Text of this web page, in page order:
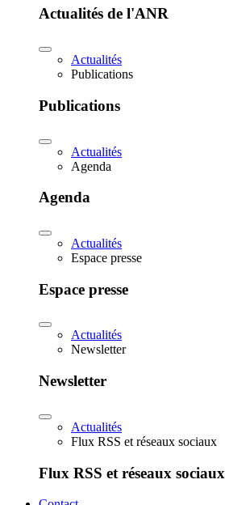
Actualités de l'ANR
Actualités
Publications
Publications
Actualités
Agenda
Agenda
Actualités
Espace presse
Espace presse
Actualités
Newsletter
Newsletter
Actualités
Flux RSS et réseaux sociaux
Flux RSS et réseaux sociaux